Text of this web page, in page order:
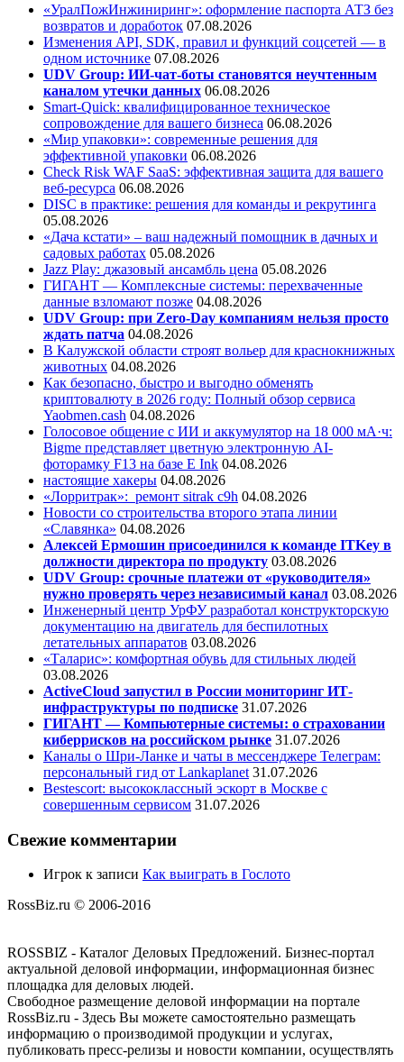
«УралПожИнжиниринг»: оформление паспорта АТЗ без
возвратов и доработок 07.08.2026
Изменения API, SDK, правил и функций соцсетей — в
одном источнике 07.08.2026
UDV Group: ИИ-чат-боты становятся неучтенным
каналом утечки данных 06.08.2026
Smart-Quick: квалифицированное техническое
сопровождение для вашего бизнеса 06.08.2026
«Мир упаковки»: современные решения для
эффективной упаковки 06.08.2026
Check Risk WAF SaaS: эффективная защита для вашего
веб-ресурса 06.08.2026
DISC в практике: решения для команды и рекрутинга
05.08.2026
«Дача кстати» – ваш надежный помощник в дачных и
садовых работах 05.08.2026
Jazz Play: джазовый ансамбль цена 05.08.2026
ГИГАНТ — Комплексные системы: перехваченные
данные взломают позже 04.08.2026
UDV Group: при Zero-Day компаниям нельзя просто
ждать патча 04.08.2026
В Калужской области строят вольер для краснокнижных
животных 04.08.2026
Как безопасно, быстро и выгодно обменять
криптовалюту в 2026 году: Полный обзор сервиса
Yaobmen.cash 04.08.2026
Голосовое общение с ИИ и аккумулятор на 18 000 мА·ч:
Bigme представляет цветную электронную AI-
фоторамку F13 на базе E Ink 04.08.2026
настоящие хакеры 04.08.2026
«Лорритрак»: ремонт sitrak c9h 04.08.2026
Новости со строительства второго этапа линии
«Славянка» 04.08.2026
Алексей Ермошин присоединился к команде ITKey в
должности директора по продукту 03.08.2026
UDV Group: срочные платежи от «руководителя»
нужно проверять через независимый канал 03.08.2026
Инженерный центр УрФУ разработал конструкторскую
документацию на двигатель для беспилотных
летательных аппаратов 03.08.2026
«Таларис»: комфортная обувь для стильных людей
03.08.2026
ActiveCloud запустил в России мониторинг ИТ-
инфраструктуры по подписке 31.07.2026
ГИГАНТ — Компьютерные системы: о страховании
киберрисков на российском рынке 31.07.2026
Каналы о Шри-Ланке и чаты в мессенджере Телеграм:
персональный гид от Lankaplanet 31.07.2026
Bestescort: высококлассный эскорт в Москве с
совершенным сервисом 31.07.2026
Свежие комментарии
Игрок к записи Как выиграть в Гослото
RossBiz.ru © 2006-2016
ROSSBIZ - Каталог Деловых Предложений. Бизнес-портал
актуальной деловой информации, информационная бизнес
площадка для деловых людей.
Свободное размещение деловой информации на портале
RossBiz.ru - Здесь Вы можете самостоятельно размещать
информацию о производимой продукции и услугах,
публиковать пресс-релизы и новости компании, осуществлять